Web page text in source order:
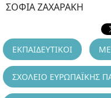
ΣΟΦΙΑ ΖΑΧΑΡΑΚΗ
ΕΚΠΑΙΔΕΥΤΙΚΟΙ
ΣΧΟΛΕΙΟ ΕΥΡΩΠΑΪΚΗΣ